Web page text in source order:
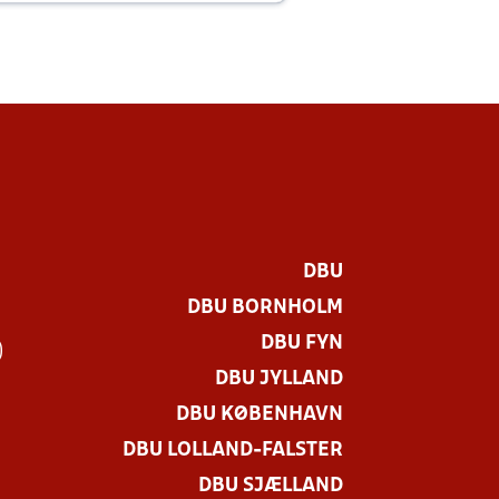
DBU
DBU BORNHOLM
DBU FYN
DBU JYLLAND
DBU KØBENHAVN
DBU LOLLAND-FALSTER
DBU SJÆLLAND